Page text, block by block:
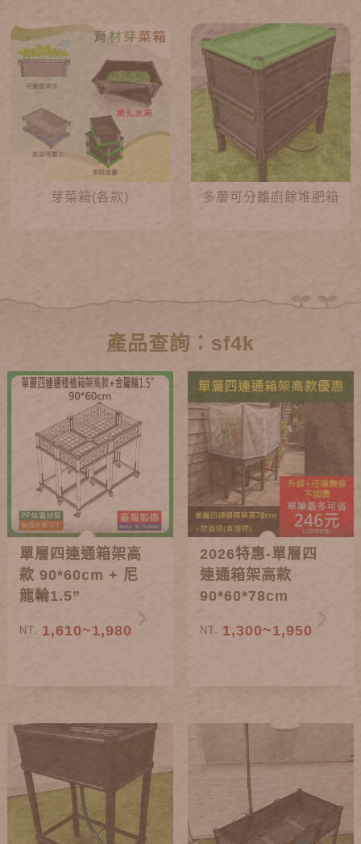
芽菜箱(各款) 多層可分離廚餘堆肥箱
產品查詢：sf4k
單層四連通箱架高
款 90*60cm + 尼
龍輪1.5”
NT. 1,610~1,980
2026特惠-單層四
連通箱架高款
90*60*78cm
NT. 1,300~1,950